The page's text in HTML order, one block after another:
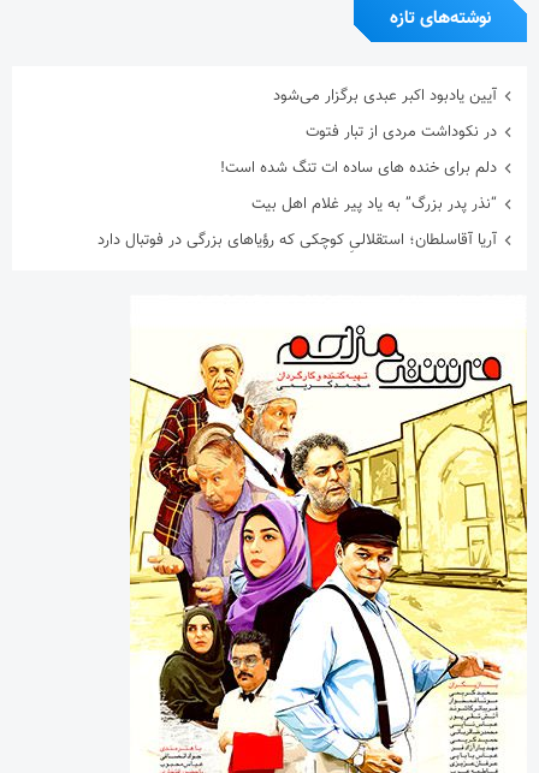
نوشته‌های تازه
آیین یادبود اکبر عبدی برگزار می‌شود
در نکوداشت مردی از تبار فتوت
دلم برای خنده های ساده ات تنگ شده است!
“نذر پدر بزرگ” به یاد پیر غلام اهل بیت
آریا آقاسلطان؛ استقلالیِ کوچکی که رؤیاهای بزرگی در فوتبال دارد